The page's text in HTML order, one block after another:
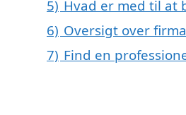
5) Hvad er med til at
6) Oversigt over
7) Find en